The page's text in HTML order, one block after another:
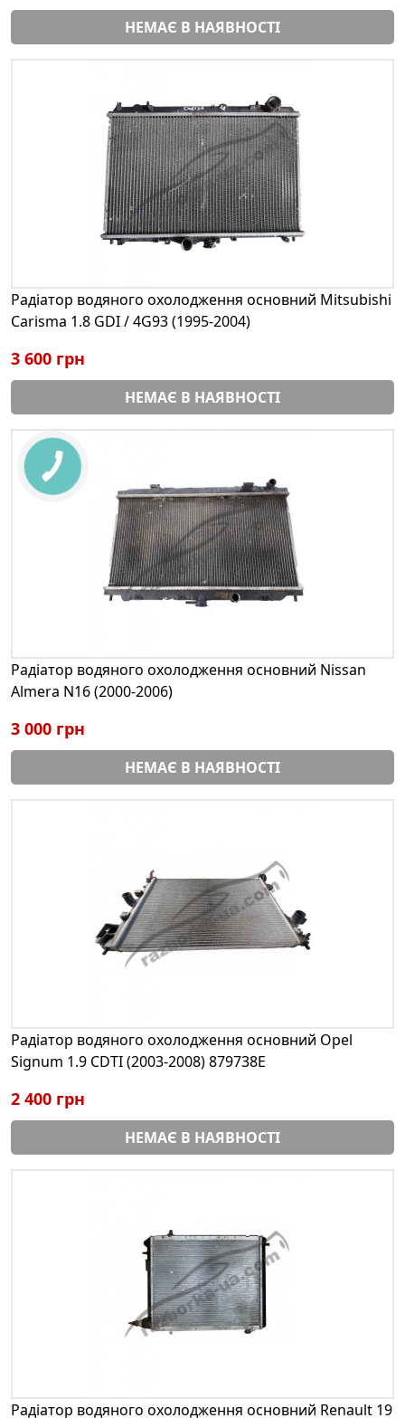
НЕМАЄ В НАЯВНОСТІ
Радіатор водяного охолодження основний Mitsubishi
Carisma 1.8 GDI / 4G93 (1995-2004)
3 600 грн
НЕМАЄ В НАЯВНОСТІ
Радіатор водяного охолодження основний Nissan
Almera N16 (2000-2006)
3 000 грн
НЕМАЄ В НАЯВНОСТІ
Радіатор водяного охолодження основний Opel
Signum 1.9 CDTI (2003-2008) 879738E
2 400 грн
НЕМАЄ В НАЯВНОСТІ
Радіатор водяного охолодження основний Renault 19